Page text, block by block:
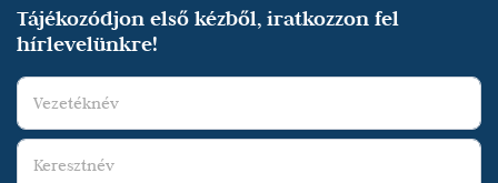
Julis (2018/2019) - Anya - Nagyszínház
(rendező: Varsányi Péter)
Juhász Levente - Galambos Attila - Szente Vajk:
A beszélő köntös (2018/2019) - Szereplő -
Nagyszínház(rendező: Szente Vajk)
Réczei Tamás: Mengele törpéi (2017/2018) -
Tájékozódjon első kézből, iratkozzon fel
hírlevelünkre!